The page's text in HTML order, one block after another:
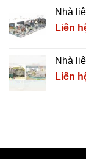
Nhà
Liên
Nhà
Liên